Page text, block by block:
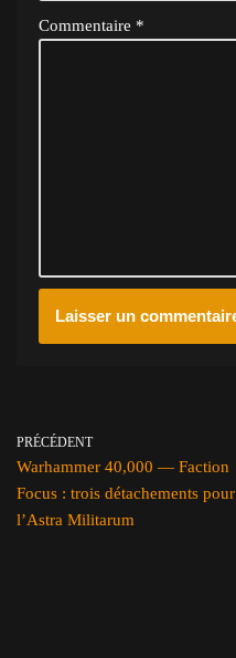
Commentaire *
PRÉCÉDENT
Warhammer 40,000 — Faction
Focus : trois détachements pour
l’Astra Militarum